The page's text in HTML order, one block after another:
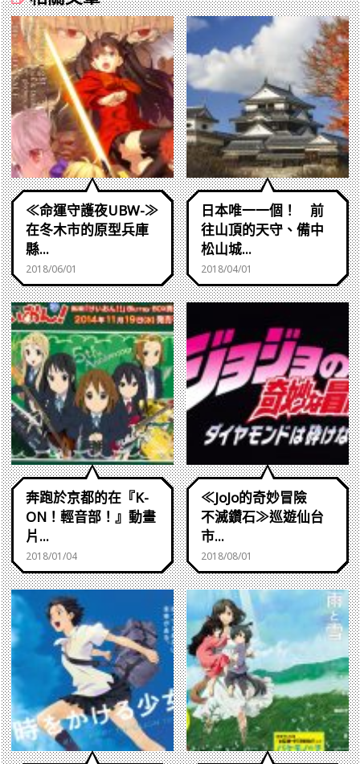
≪命運守護夜UBW-≫
在冬木市的原型兵庫
縣...
2018/06/01
日本唯一一個！ 前
往山頂的天守、備中
松山城...
2018/04/01
奔跑於京都的在『K-
ON！輕音部！』動畫
片...
2018/01/04
≪JoJo的奇妙冒險
不滅鑽石≫巡遊仙台
市...
2018/08/01